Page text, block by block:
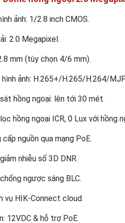
ảnh: 1/2.8 inch CMOS.
2.0 Megapixel.
mm (tùy chọn 4/6 mm).
hình ảnh: H.265+/H.265/H.264/
hồng ngoại: lên tới 30 mét.
hồng ngoại ICR, 0 Lux với hồng
cấp nguồn qua mạng PoE.
nhiễu số 3D DNR.
ngược sáng BLC.
vụ HIK-Connect cloud.
12VDC & hỗ trợ PoE.